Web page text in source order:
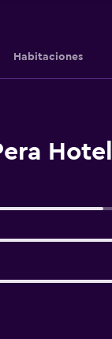
Habitaciones